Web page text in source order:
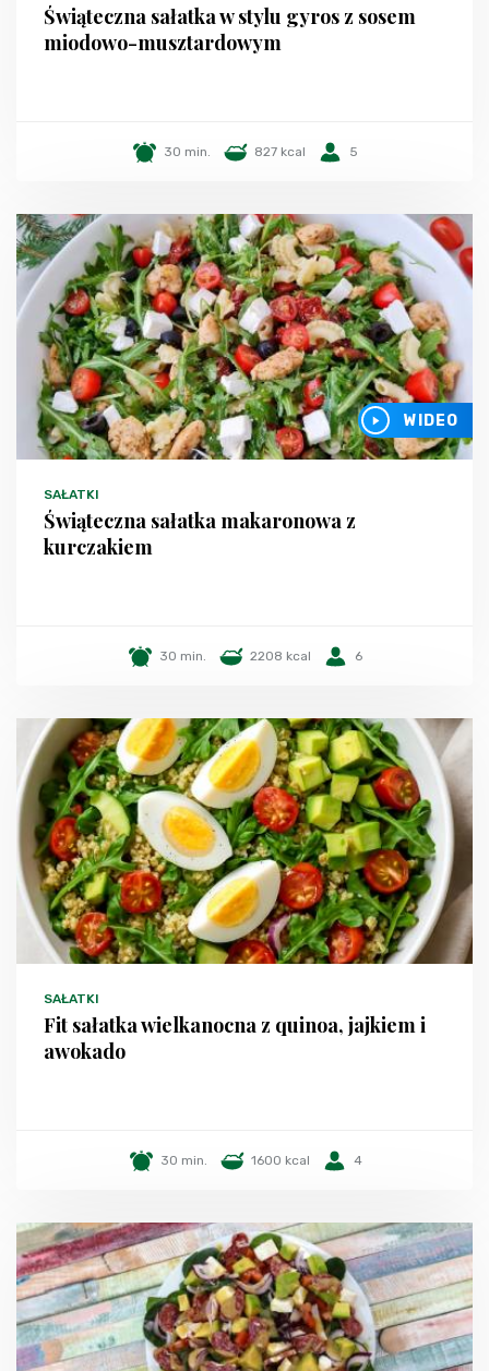
Świąteczna sałatka w stylu gyros z sosem
miodowo-musztardowym
30 min. 827 kcal 5
WIDEO
SAŁATKI
Świąteczna sałatka makaronowa z
kurczakiem
30 min. 2208 kcal 6
SAŁATKI
Fit sałatka wielkanocna z quinoa, jajkiem i
awokado
30 min. 1600 kcal 4